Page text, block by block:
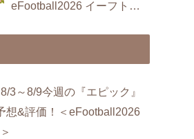
eFootball2026 イーフト
3～8/9今週の『エピック』
想&評価！＜eFootball2026